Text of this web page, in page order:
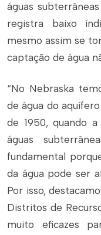
águas
registra baixo
mesmo assim se
captação de água
“No Nebraska
de água do
de 1950, quando
águas
fundamental
da água pode ser
Por isso,
Distritos de
muito eficazes